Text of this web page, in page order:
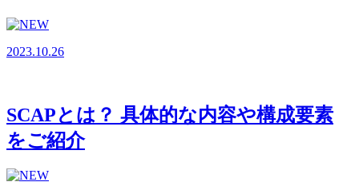
2023.10.26
SCAPとは？ 具体的な内容や構成要素
をご紹介